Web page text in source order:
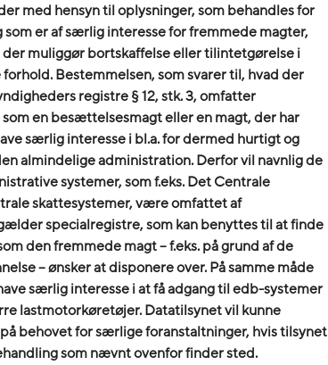
med hensyn til oplysninger, som behandles for
er af særlig interesse for fremmede magter,
muliggør bortskaffelse eller tilintetgørelse i
Bestemmelsen, som svarer til, hvad der
registre § 12, stk. 3, omfatter
en besættelsesmagt eller en magt, der har
særlig interesse i bl.a. for dermed hurtigt og
almindelige administration. Derfor vil navnlig de
systemer, som f.eks. Det Centrale
skattesystemer, være omfattet af
specialregistre, som kan benyttes til at finde
den fremmede magt – f.eks. på grund af de
– ønsker at disponere over. På samme måde
særlig interesse i at få adgang til edb-systemer
lastmotorkøretøjer. Datatilsynet vil kunne
behovet for særlige foranstaltninger, hvis tilsynet
som nævnt ovenfor finder sted.